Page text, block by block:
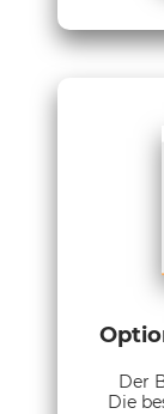
Der
Die